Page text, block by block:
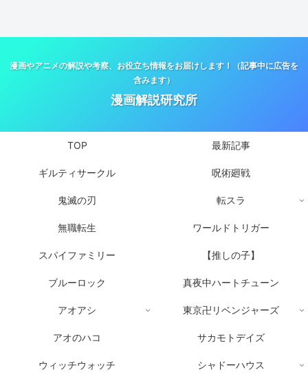
漫画やアニメの解説や考察、お役立ち情報をお届けします！（記事中に広告を
含みます）
漫画解説研究所
TOP 最新記事
ギルティサークル 呪術廻戦
鬼滅の刃 転スラ
無職転生 ワールドトリガー
スパイファミリー 【推しの子】
ブルーロック 真夜中ハートチューン
アオアシ 東京卍リベンジャーズ
アオのハコ サカモトデイズ
ウィッチウォッチ シャドーハウス